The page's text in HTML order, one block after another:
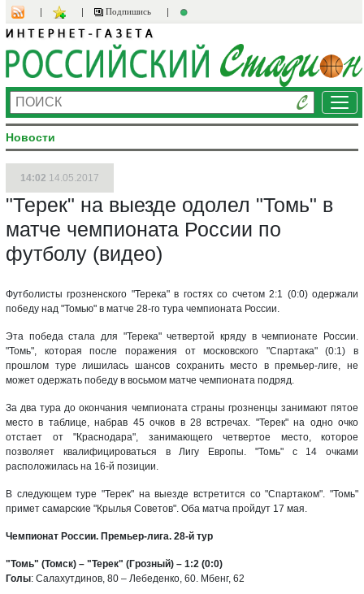
Подпишись
Новости
14:02 14.05.2017
"Терек" на выезде одолел "Томь" в
матче чемпионата России по
футболу (видео)
Футболисты грозненского "Терека" в гостях со счетом 2:1 (0:0) одержали
победу над "Томью" в матче 28-го тура чемпионата России.
Эта победа стала для "Терека" четвертой кряду в чемпионате России.
"Томь", которая после поражения от московского "Спартака" (0:1) в
прошлом туре лишилась шансов сохранить место в премьер-лиге, не
может одержать победу в восьмом матче чемпионата подряд.
За два тура до окончания чемпионата страны грозненцы занимают пятое
место в таблице, набрав 45 очков в 28 встречах. "Терек" на одно очко
отстает от "Краснодара", занимающего четвертое место, которое
позволяет квалифицироваться в Лигу Европы. "Томь" с 14 очками
расположилась на 16-й позиции.
В следующем туре "Терек" на выезде встретится со "Спартаком". "Томь"
примет самарские "Крылья Советов". Оба матча пройдут 17 мая.
Чемпионат России. Премьер-лига. 28-й тур
"Томь" (Томск) – "Терек" (Грозный) – 1:2 (0:0)
Голы: Салахутдинов, 80 – Лебеденко, 60. Мбенг, 62